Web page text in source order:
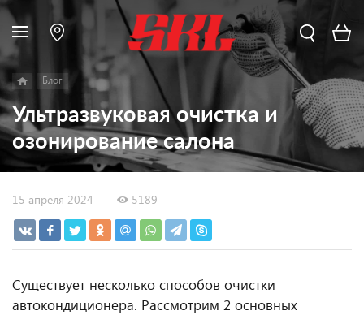
Блог
Ультразвуковая очистка и
озонирование салона
15 апреля 2024 5189
Существует несколько способов очистки
автокондиционера. Рассмотрим 2 основных